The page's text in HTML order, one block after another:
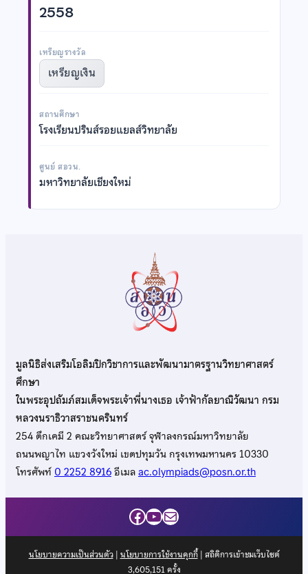
2558
เหรียญรางวัล
เหรียญเงิน
สถานศึกษา
โรงเรียนปรินส์รอยแยลส์วิทยาลัย
ศูนย์ สอวน.
มหาวิทยาลัยเชียงใหม่
มูลนิธิส่งเสริมโอลิมปิกวิชาการและพัฒนามาตรฐานวิทยาศาสตร์
ศึกษา
ในพระอุปถัมภ์สมเด็จพระเจ้าพี่นางเธอ เจ้าฟ้ากัลยาณิวัฒนา กรม
หลวงนราธิวาสราชนครินทร์
254 ตึกเคมี 2 คณะวิทยาศาสตร์ จุฬาลงกรณ์มหาวิทยาลัย
ถนนพญาไท แขวงวังใหม่ เขตปทุมวัน กรุงเทพมหานคร 10330
โทรศัพท์0 2252 8916อีเมลac.olympiads@posn.or.th
Facebook
YouTube
Mail
นโยบายความเป็นส่วนตัว| นโยบายการใช้งานคุกกี้| สถิติการเข้าชมเว็บไซต์
3,605,151ครั้ง